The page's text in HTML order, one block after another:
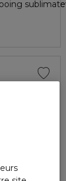
types de